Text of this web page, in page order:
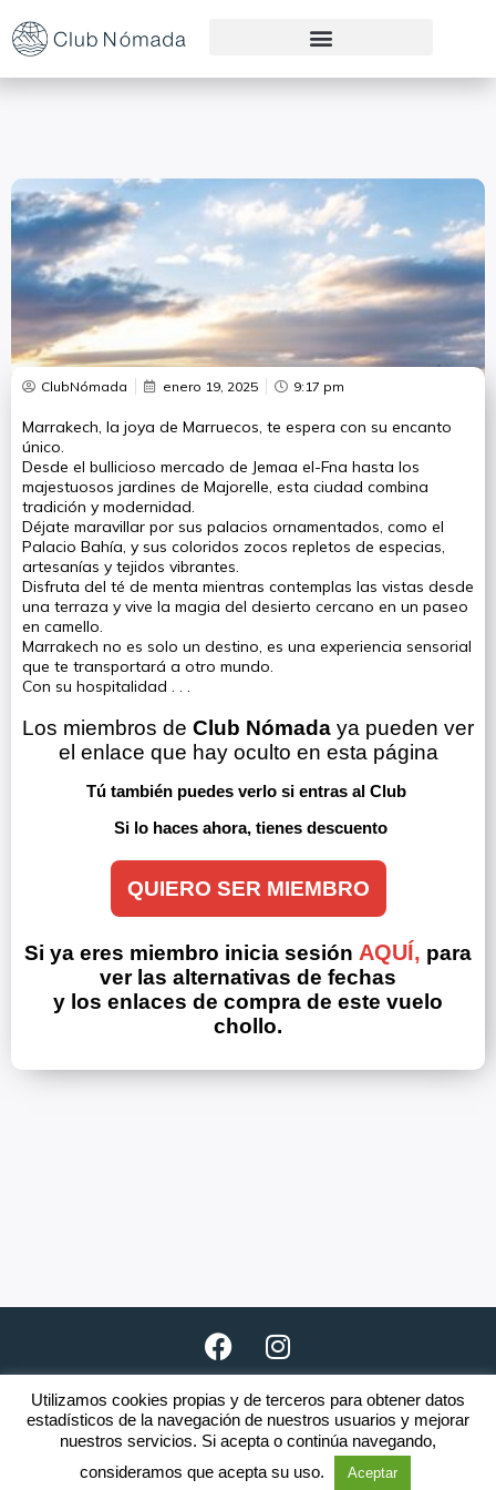
ClubNómada enero 19, 2025 9:17 pm
Marrakech, la joya de Marruecos, te espera con su encanto
único.
Desde el bullicioso mercado de Jemaa el-Fna hasta los
majestuosos jardines de Majorelle, esta ciudad combina
tradición y modernidad.
Déjate maravillar por sus palacios ornamentados, como el
Palacio Bahía, y sus coloridos zocos repletos de especias,
artesanías y tejidos vibrantes.
Disfruta del té de menta mientras contemplas las vistas desde
una terraza y vive la magia del desierto cercano en un paseo
en camello.
Marrakech no es solo un destino, es una experiencia sensorial
que te transportará a otro mundo.
Con su hospitalidad . . .
Los miembros de Club Nómada ya pueden ver
el enlace que hay oculto en esta página
Tú también puedes verlo si entras al Club
Si lo haces ahora, tienes descuento
QUIERO SER MIEMBRO
Si ya eres miembro inicia sesión AQUÍ, para
ver las alternativas de fechas
y los enlaces de compra de este vuelo
chollo.
Copyright © 2026 · www.clubnomada.es
El incumplimiento de una o variasReglasserá motivo de expulsión.
Utilizamos cookies propias y de terceros para obtener datos
estadísticos de la navegación de nuestros usuarios y mejorar
nuestros servicios. Si acepta o continúa navegando,
consideramos que acepta su uso.
Aceptar